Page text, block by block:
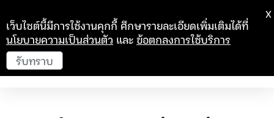
เว็บไซต์นี้มีการใช้งานคุกกี้ ศึกษารายละเอียดเพิ่มเติมได้ที่
นโยบายความเป็นส่วนตัว และข้อตกลงการใช้บริการ
รับทราบ
X